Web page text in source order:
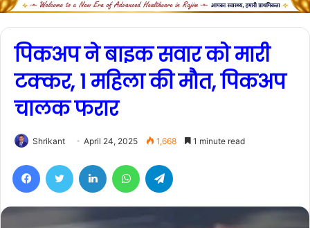
पिकअप ने बाइक सवार को मारी
टक्कर, 1 महिला की मौत, पिकअप
चालक फरार
Shrikant April 24, 2025 1,668 1 minute read